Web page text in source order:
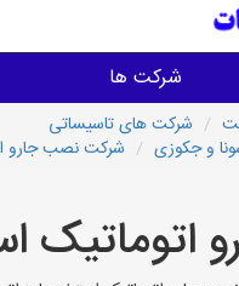
شرکت ها
تاسیسات ساختمان
خدمات تاسیسات ساختمان
شرکت های تاسیساتی
و جکوزی
شرکت نصب جارو
اتوماتیک